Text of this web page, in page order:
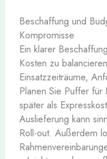
Beschaffung und
Kompromisse
Ein klarer
Kosten zu
Einsatzzeiträume,
Planen Sie Puffer für
später als
Auslieferung kann
Roll-out. Außerdem